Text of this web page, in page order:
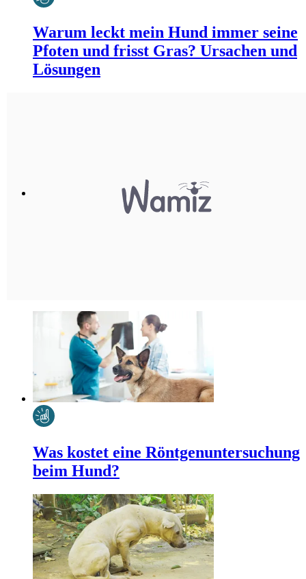
Warum leckt mein Hund immer seine
Pfoten und frisst Gras? Ursachen und
Lösungen
Was kostet eine Röntgenuntersuchung
beim Hund?